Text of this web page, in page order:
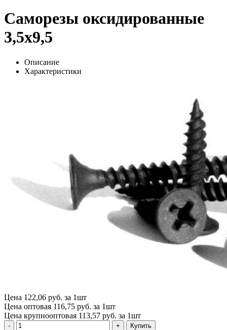
Саморезы оксидированные
3,5х9,5
Описание
Характеристики
Цена 122,06 руб. за 1шт
Цена оптовая 116,75 руб. за 1шт
Цена крупнооптовая 113,57 руб. за 1шт
Купить